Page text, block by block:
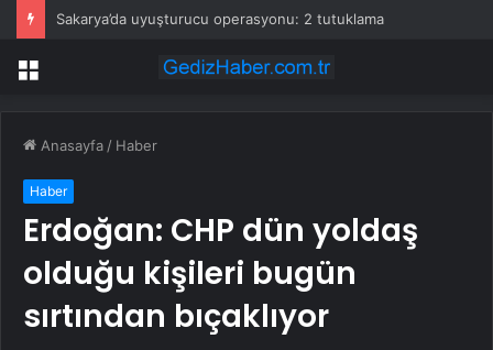
Sakarya’da uyuşturucu operasyonu: 2 tutuklama
Menü
Anasayfa / Haber
Haber
Erdoğan: CHP dün yoldaş
olduğu kişileri bugün
sırtından bıçaklıyor